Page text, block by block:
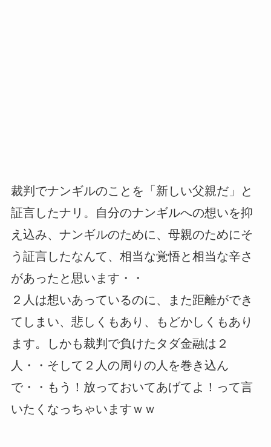
裁判でナンギルのことを「新しい父親だ」と
証言したナリ。自分のナンギルへの想いを抑
え込み、ナンギルのために、母親のためにそ
う証言したなんて、相当な覚悟と相当な辛さ
があったと思います・・
２人は想いあっているのに、また距離ができ
てしまい、悲しくもあり、もどかしくもあり
ます。しかも裁判で負けたタダ金融は２
人・・そして２人の周りの人を巻き込ん
で・・もう！放っておいてあげてよ！って言
いたくなっちゃいますｗｗ